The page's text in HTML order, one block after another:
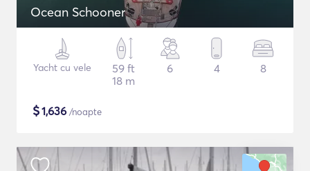
Ocean Schooner
Yacht cu vele
59 ft
18 m
6 4 8
$1,636 /noapte